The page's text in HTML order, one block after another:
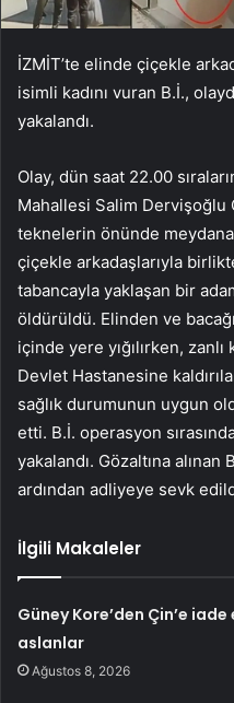
İZMİT’te elinde çiçekle
isimli kadını vuran B.İ.,
yakalandı.
Olay, dün saat 22.00
Mahallesi Salim
teknelerin önünde
çiçekle arkadaşlarıyla
tabancayla yaklaşan bir
öldürüldü. Elinden ve
içinde yere yığılırken,
Devlet Hastanesine
sağlık durumunun uygun
etti. B.İ. operasyon
yakalandı. Gözaltına
ardından adliyeye sevk
İlgili Makaleler
Güney Kore’den Çin’e
aslanlar
Ağustos 8, 2026